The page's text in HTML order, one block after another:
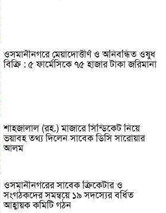
ওসমানীনগরে মেয়াদোত্তীর্ণ ও অনিবন্ধিত ওষুধ
বিক্রি : ৫ ফার্মেসিকে ৭৫ হাজার টাকা জরিমানা
শাহজালাল (রহ.) মাজারে সিন্ডিকেট নিয়ে
ভয়াবহ তথ্য দিলেন সাবেক ডিসি সারোয়ার
আলম
ওসমানীনগরের সাবেক ক্রিকেটার ও
সংগঠকদের সমন্বয়ে ১৯ সদস্যের বর্ধিত
আহ্বায়ক কমিটি গঠন